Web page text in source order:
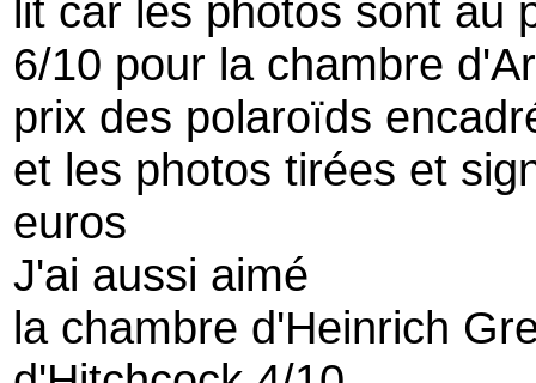
lit car les photos sont au
6/10 pour la chambre
prix des polaroïds
et les photos tirées et
euros
J'ai aussi aimé
la chambre d'Heinrich